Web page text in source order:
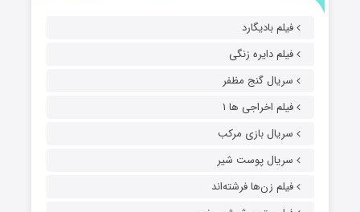
فیلم بادیگارد
فیلم دایره زنگی
سریال گنج مظفر
فیلم اخراجی ها ۱
سریال بازی مرکب
سریال پوست شیر
فیلم زن‌ها فرشته‌اند